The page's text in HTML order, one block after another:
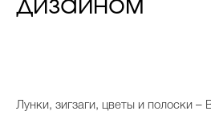
дизайном
Лунки, зигзаги, цветы и полоски –